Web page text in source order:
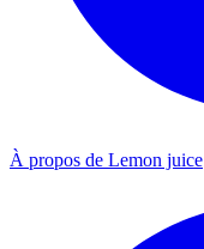
À propos de Lemon juice